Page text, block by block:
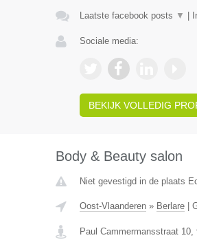
Laatste facebook posts ▼
Sociale media:
BEKIJK VOLLEDIG
Body & Beauty salon
Niet gevestigd in de plaats
Oost-Vlaanderen» Berlare|
Paul Cammermansstraat 10,